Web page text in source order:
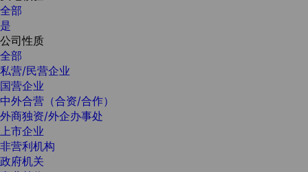
全部
是
公司性质
全部
私营/民营企业
国营企业
中外合营（合资/合作）
外商独资/外企办事处
上市企业
非营利机构
政府机关